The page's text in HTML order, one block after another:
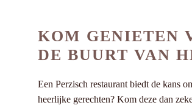
KOM GENIETEN
DE BUURT VAN
Een Perzisch restaurant biedt de kans
heerlijke gerechten? Kom deze dan